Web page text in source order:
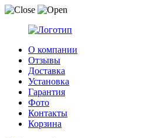
О компании
Отзывы
Доставка
Установка
Гарантия
Фото
Контакты
Корзина